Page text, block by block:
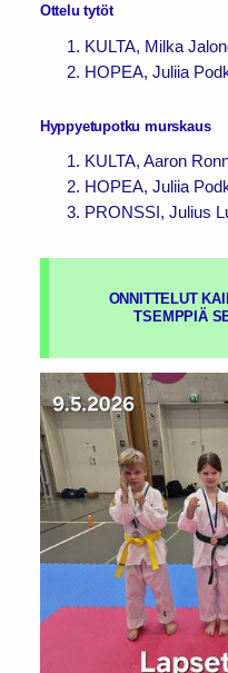
Ottelu tytöt
KULTA, Milka
HOPEA, Juliia
Hyppyetupotku murskaus
KULTA, Aaron
HOPEA, Juliia
PRONSSI, Julius
ONNITTELUT
TSEMPPIÄ